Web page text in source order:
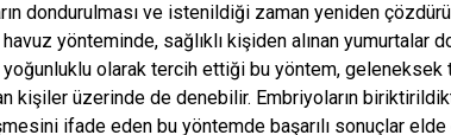
dondurulması ve istenildiği zaman yeniden
yönteminde, sağlıklı kişiden alınan yumurtalar
yoğunluklu olarak tercih ettiği bu yöntem, geleneksek
kişiler üzerinde de denebilir. Embriyoların
ifade eden bu yöntemde başarılı sonuçlar